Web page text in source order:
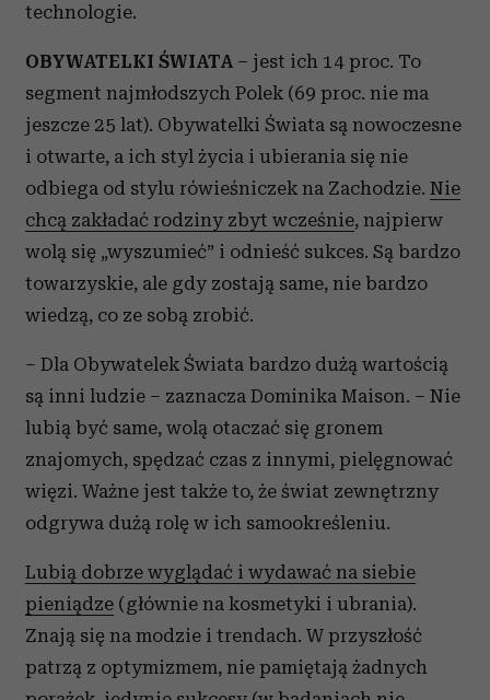
technologie.
OBYWATELKI ŚWIATA – jest ich 14 proc. To
segment najmłodszych Polek (69 proc. nie ma
jeszcze 25 lat). Obywatelki Świata są nowoczesne
i otwarte, a ich styl życia i ubierania się nie
odbiega od stylu rówieśniczek na Zachodzie. Nie
chcą zakładać rodziny zbyt wcześnie, najpierw
wolą się „wyszumieć” i odnieść sukces. Są bardzo
towarzyskie, ale gdy zostają same, nie bardzo
wiedzą, co ze sobą zrobić.
– Dla Obywatelek Świata bardzo dużą wartością
są inni ludzie – zaznacza Dominika Maison. – Nie
lubią być same, wolą otaczać się gronem
znajomych, spędzać czas z innymi, pielęgnować
więzi. Ważne jest także to, że świat zewnętrzny
odgrywa dużą rolę w ich samookreśleniu.
Lubią dobrze wyglądać i wydawać na siebie
pieniądze (głównie na kosmetyki i ubrania).
Znają się na modzie i trendach. W przyszłość
patrzą z optymizmem, nie pamiętają żadnych